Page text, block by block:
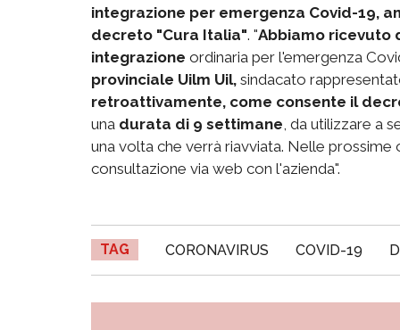
integrazione per emergenza Covid-19,
decreto "Cura Italia". "Abbiamo ricevuto
integrazione ordinaria per l'emergenza
provinciale Uilm Uil, sindacato
retroattivamente, come consente il
una durata di 9 settimane , da utilizzare a
una volta che verrà riavviata. Nelle prossime
consultazione via web con l'azienda".
TAG CORONAVIRUS COVID-19